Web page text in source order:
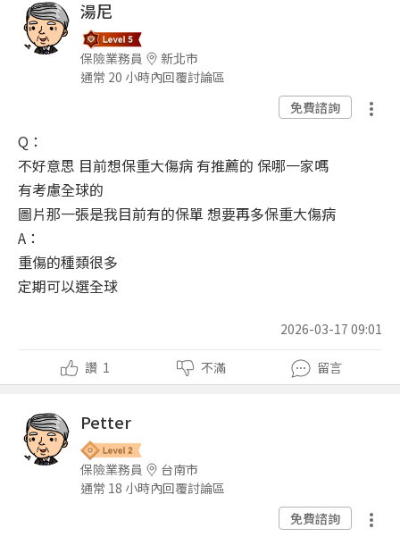
湯尼
保險業務員
新北市
通常 20 小時內回覆討論區
免費諮詢
Q：
不好意思 目前想保重大傷病 有推薦的 保哪一家嗎
有考慮全球的
圖片那一張是我目前有的保單 想要再多保重大傷病
A：
重傷的種類很多
定期可以選全球
2026-03-17 09:01
讚 1 不滿 留言
Petter
保險業務員
台南市
通常 18 小時內回覆討論區
免費諮詢